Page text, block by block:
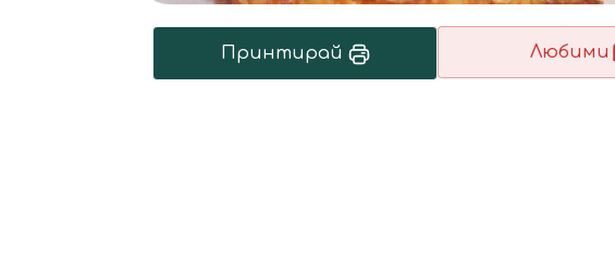
Принтирай Любими